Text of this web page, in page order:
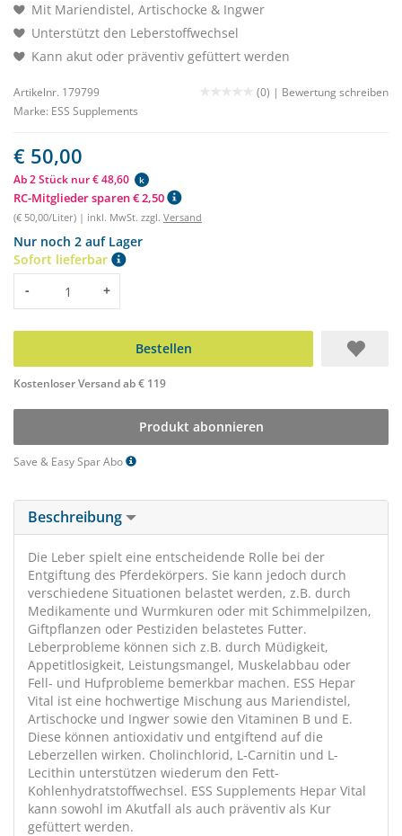
Mit Mariendistel, Artischocke & Ingwer
Unterstützt den Leberstoffwechsel
Kann akut oder präventiv gefüttert werden
Artikelnr. 179799 (0) | Bewertung schreiben
Marke: ESS Supplements
€ 50,00
Ab 2 Stück nur € 48,60 k
RC-Mitglieder sparen € 2,50
(€ 50,00/Liter) | inkl. MwSt. zzgl. Versand
Nur noch 2 auf Lager
Sofort lieferbar
Menge
- +
Bestellen
Kostenloser Versand ab € 119
Produkt abonnieren
Save & Easy Spar Abo
Beschreibung
Die Leber spielt eine entscheidende Rolle bei der
Entgiftung des Pferdekörpers. Sie kann jedoch durch
verschiedene Situationen belastet werden, z.B. durch
Medikamente und Wurmkuren oder mit Schimmelpilzen,
Giftpflanzen oder Pestiziden belastetes Futter.
Leberprobleme können sich z.B. durch Müdigkeit,
Appetitlosigkeit, Leistungsmangel, Muskelabbau oder
Fell- und Hufprobleme bemerkbar machen. ESS Hepar
Vital ist eine hochwertige Mischung aus Mariendistel,
Artischocke und Ingwer sowie den Vitaminen B und E.
Diese können antioxidativ und entgiftend auf die
Leberzellen wirken. Cholinchlorid, L-Carnitin und L-
Lecithin unterstützen wiederum den Fett-
Kohlenhydratstoffwechsel. ESS Supplements Hepar Vital
kann sowohl im Akutfall als auch präventiv als Kur
gefüttert werden.